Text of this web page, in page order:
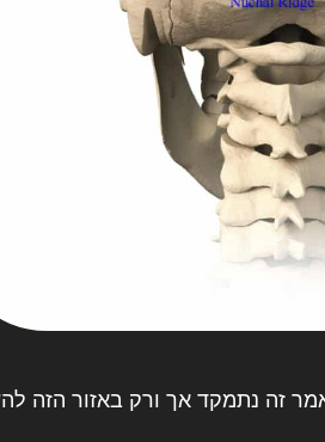
זה נתמקד אך ורק באזור הזה